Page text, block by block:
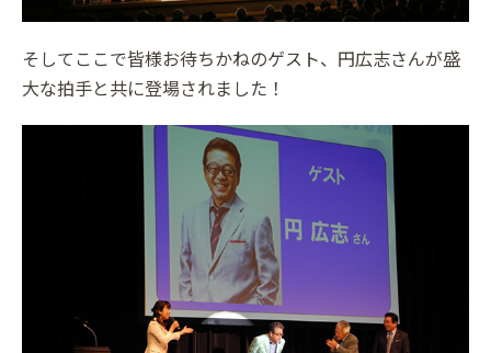
そしてここで皆様お待ちかねのゲスト、円広志さんが盛
大な拍手と共に登場されました！